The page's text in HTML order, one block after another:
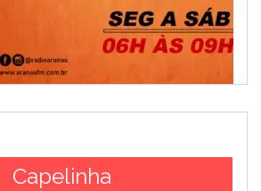
Capelinha